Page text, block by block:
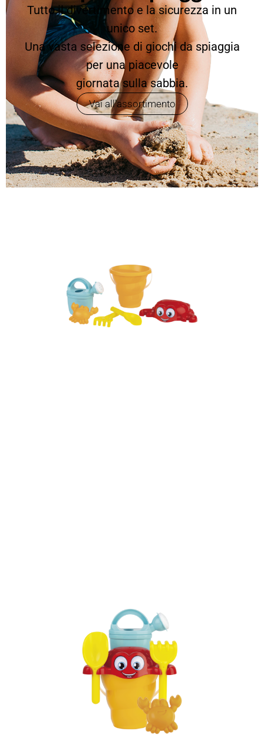
Tutto il divertimento e la sicurezza in un
unico set.
Una vasta selezione di giochi da spiaggia
per una piacevole
giornata sulla sabbia.
Vai all'assortimento